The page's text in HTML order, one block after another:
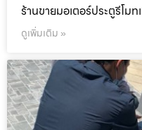
ร้านขายมอเตอร์ประตูรีโม
ดูเพิ่มเติม »